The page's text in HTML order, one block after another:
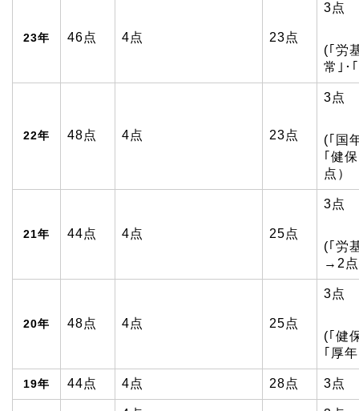
23年 46点 4点 23点
3点
(｢労
常｣･
22年 48点 4点 23点
3点
(｢国
｢健
点）
21年 44点 4点 25点
3点
(｢労
→2
20年 48点 4点 25点
3点
(｢健
｢厚
19年 44点 4点 28点 3点